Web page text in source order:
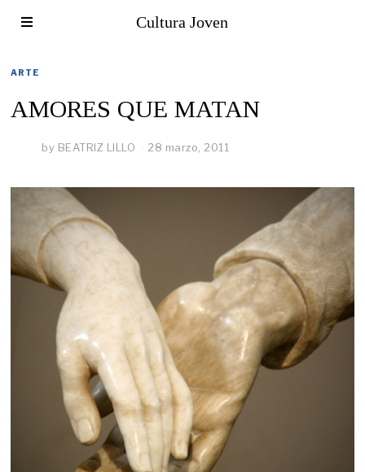
Cultura Joven
ARTE
AMORES QUE MATAN
by BEATRIZ LILLO 28 marzo, 2011